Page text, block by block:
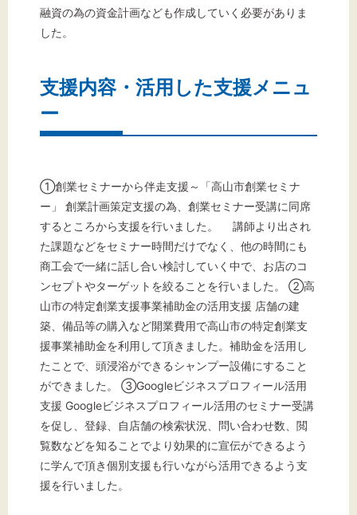
融資の為の資金計画なども作成していく必要がありま
した。
支援内容・活用した支援メニュ
ー
①創業セミナーから伴走支援～「高山市創業セミナ
ー」 創業計画策定支援の為、創業セミナー受講に同席
するところから支援を行いました。 講師より出され
た課題などをセミナー時間だけでなく、他の時間にも
商工会で一緒に話し合い検討していく中で、お店のコ
ンセプトやターゲットを絞ることを行いました。 ②高
山市の特定創業支援事業補助金の活用支援 店舗の建
築、備品等の購入など開業費用で高山市の特定創業支
援事業補助金を利用して頂きました。補助金を活用し
たことで、頭浸浴ができるシャンプー設備にすること
ができました。 ③Googleビジネスプロフィール活用
支援 Googleビジネスプロフィール活用のセミナー受講
を促し、登録、自店舗の検索状況、問い合わせ数、閲
覧数などを知ることでより効果的に宣伝ができるよう
に学んで頂き個別支援も行いながら活用できるよう支
援を行いました。